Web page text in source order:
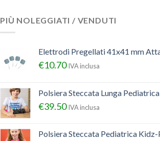
PIÙ NOLEGGIATI / VENDUTI
Elettrodi Pregellati 41x41 mm
€10.70 IVA inclusa
Polsiera Steccata Lunga
€39.50 IVA inclusa
Polsiera Steccata Pediatrica Kidz-